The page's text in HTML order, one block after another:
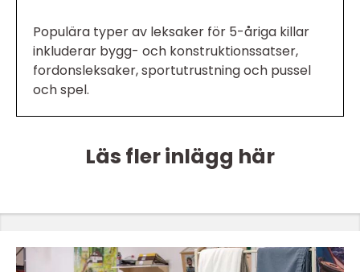
Populära typer av leksaker för 5-åriga killar
inkluderar bygg- och konstruktionssatser,
fordonsleksaker, sportutrustning och pussel
och spel.
Läs fler inlägg här